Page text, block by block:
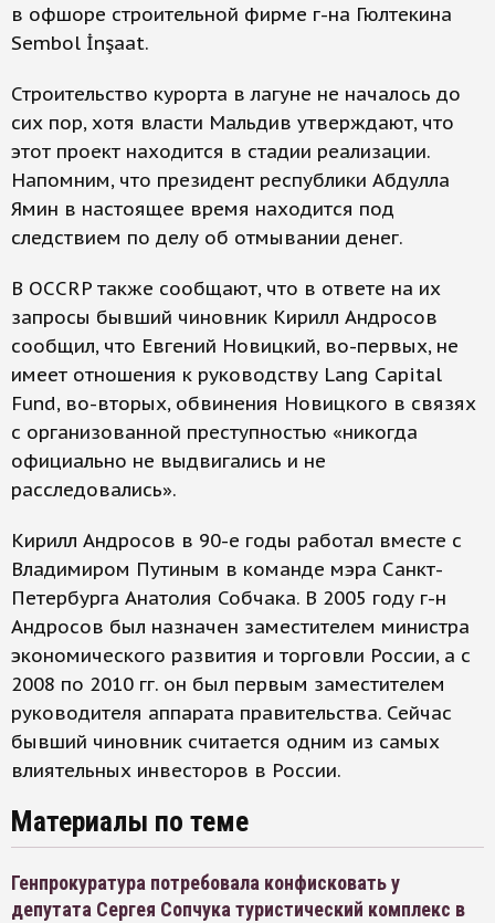
в офшоре строительной фирме г-на Гюлтекина
Sembol İnşaat.
Строительство курорта в лагуне не началось до
сих пор, хотя власти Мальдив утверждают, что
этот проект находится в стадии реализации.
Напомним, что президент республики Абдулла
Ямин в настоящее время находится под
следствием по делу об отмывании денег.
В OCCRP также сообщают, что в ответе на их
запросы бывший чиновник Кирилл Андросов
сообщил, что Евгений Новицкий, во-первых, не
имеет отношения к руководству Lang Capital
Fund, во-вторых, обвинения Новицкого в связях
с организованной преступностью «никогда
официально не выдвигались и не
расследовались».
Кирилл Андросов в 90-е годы работал вместе с
Владимиром Путиным в команде мэра Санкт-
Петербурга Анатолия Собчака. В 2005 году г-н
Андросов был назначен заместителем министра
экономического развития и торговли России, а с
2008 по 2010 гг. он был первым заместителем
руководителя аппарата правительства. Сейчас
бывший чиновник считается одним из самых
влиятельных инвесторов в России.
Материалы по теме
Генпрокуратура потребовала конфисковать у
депутата Сергея Сопчука туристический комплекс в